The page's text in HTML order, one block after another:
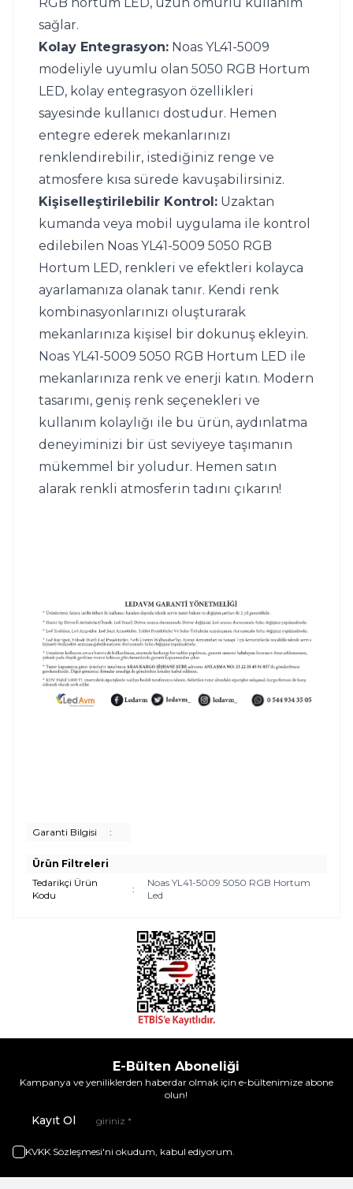
sağlar.
Kolay Entegrasyon: Noas YL41-5009
modeliyle uyumlu olan 5050 RGB Hortum
LED, kolay entegrasyon özellikleri
sayesinde kullanıcı dostudur. Hemen
entegre ederek mekanlarınızı
renklendirebilir, istediğiniz renge ve
atmosfere kısa sürede kavuşabilirsiniz.
Kişiselleştirilebilir Kontrol: Uzaktan
kumanda veya mobil uygulama ile kontrol
edilebilen Noas YL41-5009 5050 RGB
Hortum LED, renkleri ve efektleri kolayca
ayarlamanıza olanak tanır. Kendi renk
kombinasyonlarınızı oluşturarak
mekanlarınıza kişisel bir dokunuş ekleyin.
Noas YL41-5009 5050 RGB Hortum LED ile
mekanlarınıza renk ve enerji katın. Modern
tasarımı, geniş renk seçenekleri ve
kullanım kolaylığı ile bu ürün, aydınlatma
deneyiminizi bir üst seviyeye taşımanın
mükemmel bir yoludur. Hemen satın
alarak renkli atmosferin tadını çıkarın!
Garanti Bilgisi :
Ürün Filtreleri
Tedarikçi Ürün
Kodu
:
Noas YL41-5009 5050 RGB Hortum
Led
E-Bülten Aboneliği
Kampanya ve yeniliklerden haberdar olmak için e-bültenimize abone
olun!
Kayıt Ol
KVKK Sözleşmesi'ni okudum, kabul ediyorum.